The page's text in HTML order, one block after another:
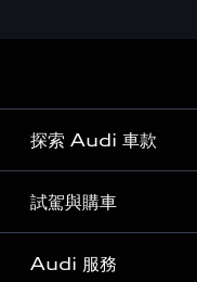
探索 Audi 車款
所有車款
客製化您的 Audi
試駕與購車
購車方案
Audi 服務